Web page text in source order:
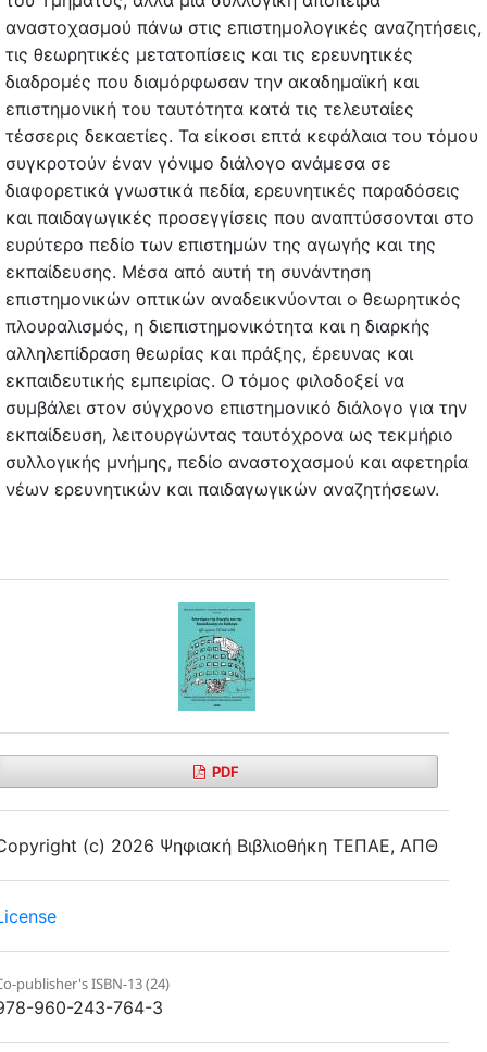
αναστοχασμού πάνω στις επιστημολογικές αναζητήσεις,
τις θεωρητικές μετατοπίσεις και τις ερευνητικές
διαδρομές που διαμόρφωσαν την ακαδημαϊκή και
επιστημονική του ταυτότητα κατά τις τελευταίες
τέσσερις δεκαετίες. Τα είκοσι επτά κεφάλαια του τόμου
συγκροτούν έναν γόνιμο διάλογο ανάμεσα σε
διαφορετικά γνωστικά πεδία, ερευνητικές παραδόσεις
και παιδαγωγικές προσεγγίσεις που αναπτύσσονται στο
ευρύτερο πεδίο των επιστημών της αγωγής και της
εκπαίδευσης. Μέσα από αυτή τη συνάντηση
επιστημονικών οπτικών αναδεικνύονται ο θεωρητικός
πλουραλισμός, η διεπιστημονικότητα και η διαρκής
αλληλεπίδραση θεωρίας και πράξης, έρευνας και
εκπαιδευτικής εμπειρίας. Ο τόμος φιλοδοξεί να
συμβάλει στον σύγχρονο επιστημονικό διάλογο για την
εκπαίδευση, λειτουργώντας ταυτόχρονα ως τεκμήριο
συλλογικής μνήμης, πεδίο αναστοχασμού και αφετηρία
νέων ερευνητικών και παιδαγωγικών αναζητήσεων.
PDF
(c) 2026 Ψηφιακή Βιβλιοθήκη ΤΕΠΑΕ, ΑΠΘ
publisher's ISBN-13 (24)
960-243-764-3